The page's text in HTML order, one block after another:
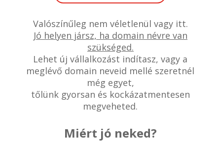
Valószínűleg nem véletlenül vagy itt.
Jó helyen jársz, ha domain névre van
szükséged.
Lehet új vállalkozást indítasz, vagy a
meglévő domain neveid mellé szeretnél
még egyet,
tőlünk gyorsan és kockázatmentesen
megveheted.
Miért jó neked?